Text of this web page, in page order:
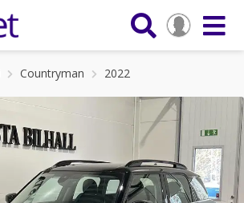
Countryman 2022